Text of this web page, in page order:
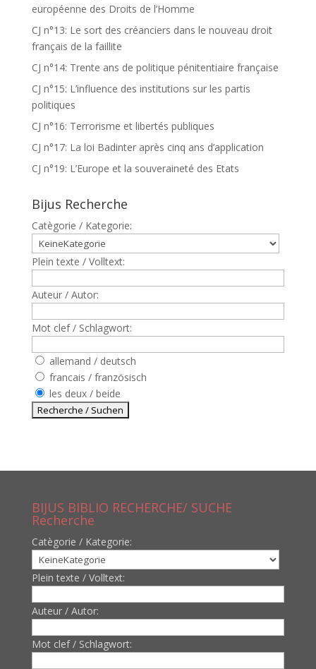
européenne des Droits de l’Homme
CJ n°13: Le sort des créanciers dans le nouveau droit
français de la faillite
CJ n°14: Trente ans de politique pénitentiaire française
CJ n°15: L’influence des institutions sur les partis
politiques
CJ n°16: Terrorisme et libertés publiques
CJ n°17: La loi Badinter après cinq ans d’application
CJ n°19: L’Europe et la souveraineté des Etats
Bijus Recherche
Catègorie / Kategorie:
Plein texte / Volltext:
Auteur / Autor:
Mot clef / Schlagwort:
allemand / deutsch
francais / französisch
les deux / beide
BIJUS BIBLIO RECHERCHE/ SUCHE
Recherche
Catègorie / Kategorie:
Plein texte / Volltext:
Auteur / Autor:
Mot clef / Schlagwort: